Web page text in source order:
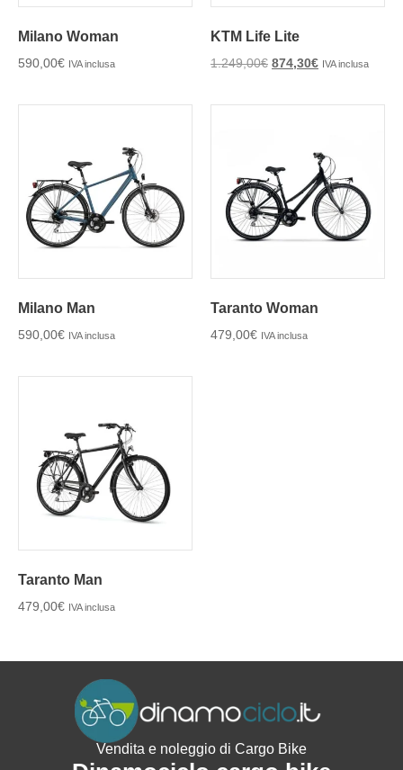
Milano Woman
590,00€ IVA inclusa
KTM Life Lite
1.249,00€ 874,30€ IVA inclusa
Milano Man
590,00€ IVA inclusa
Taranto Woman
479,00€ IVA inclusa
Taranto Man
479,00€ IVA inclusa
Vendita e noleggio di Cargo Bike